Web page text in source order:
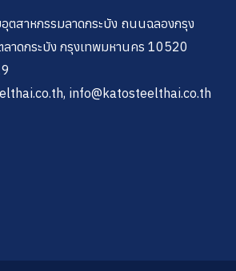
สาหกรรมลาดกระบัง ถนนฉลองกรุง
ลาดกระบัง กรุงเทพมหานคร 10520
info@katosteelthai.co.th